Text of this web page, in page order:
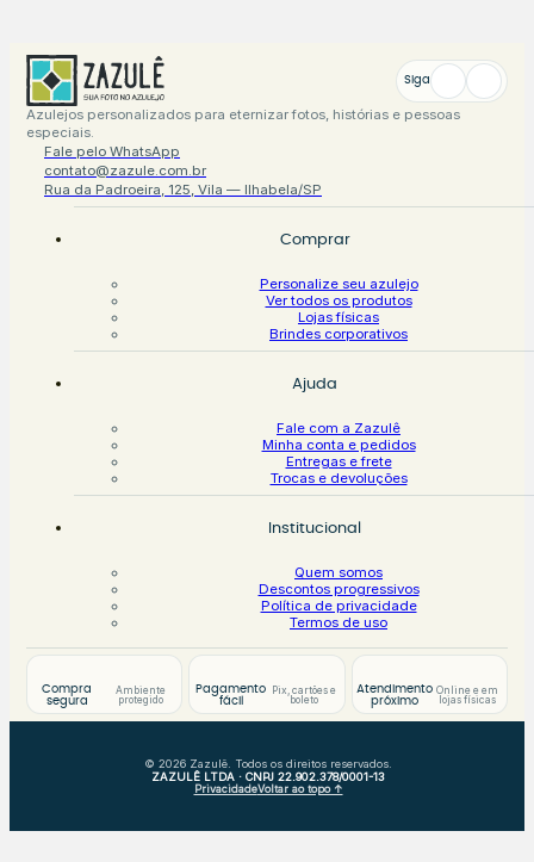
Siga
Azulejos personalizados para eternizar fotos, histórias e pessoas
especiais.
Fale pelo WhatsApp
contato@zazule.com.br
Rua da Padroeira, 125, Vila — Ilhabela/SP
Comprar
Personalize seu azulejo
Ver todos os produtos
Lojas físicas
Brindes corporativos
Ajuda
Fale com a Zazulê
Minha conta e pedidos
Entregas e frete
Trocas e devoluções
Institucional
Quem somos
Descontos progressivos
Política de privacidade
Termos de uso
Compra
segura
Ambiente
protegido
Pagamento
fácil
Pix, cartões e
boleto
Atendimento
próximo
Online e em
lojas físicas
© 2026 Zazulê. Todos os direitos reservados.
ZAZULÊ LTDA · CNPJ 22.902.378/0001-13
PrivacidadeVoltar ao topo ↑